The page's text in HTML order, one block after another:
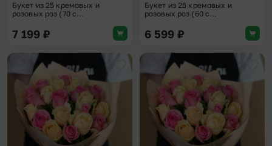
Букет из 25 кремовых и
розовых роз (70 с...
7 199 ₽
Букет из 25 кремовых и
розовых роз (60 с...
6 599 ₽
Добавить в избранное